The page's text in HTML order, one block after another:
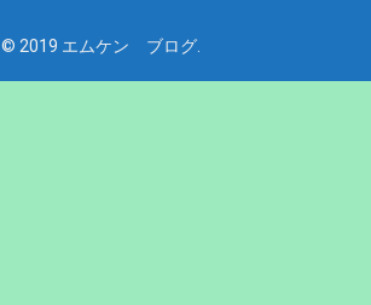
© 2019 エムケン ブログ.